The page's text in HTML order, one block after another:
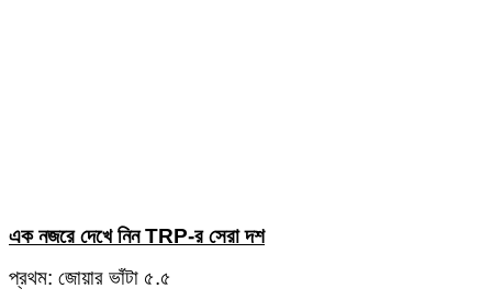
এক নজরে দেখে নিন TRP-র সেরা দশ
প্রথম: জোয়ার ভাঁটা ৫.৫